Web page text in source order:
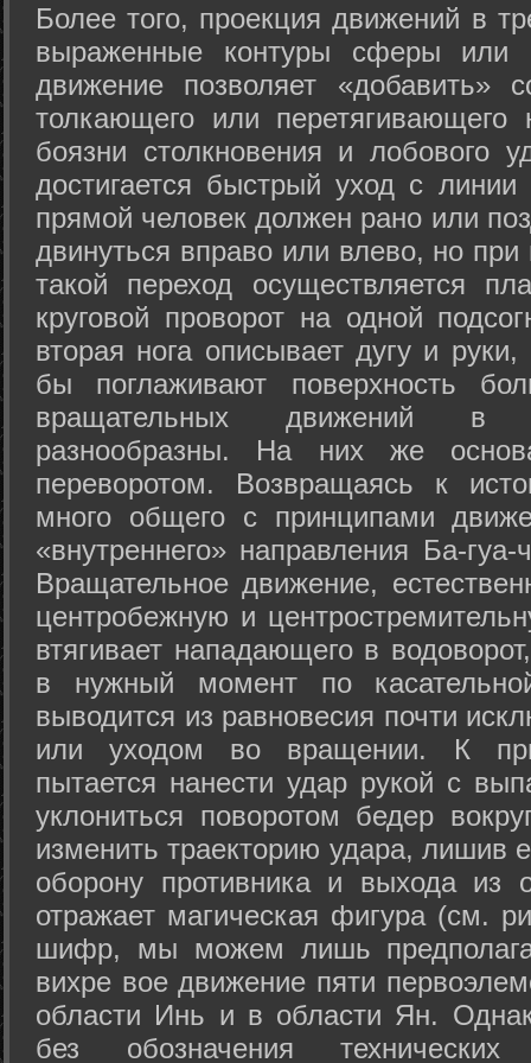
Более того, проекция движений в
выраженные контуры сферы или
движение позволяет «добавить»
толкающего или перетягивающего
боязни столкновения и лобового
достигается быстрый уход с
прямой человек должен рано или
двинуться вправо или влево, но
такой переход осуществляется
круговой проворот на одной
вторая нога описывает дугу и
бы поглаживают поверхность
вращательных движений в
разнообразны. На них же
переворотом. Возвращаясь к
много общего с принципами
«внутреннего» направления Ба-
Вращательное движение,
центробежную и
втягивает нападающего в
в нужный момент по
выводится из равновесия почти
или уходом во вращении. К
пытается нанести удар рукой с
уклониться поворотом бедер
изменить траекторию удара, лишив
оборону противника и выхода из
отражает магическая фигура (см.
шифр, мы можем лишь
вихре вое движение пяти
области Инь и в области Ян.
без обозначения